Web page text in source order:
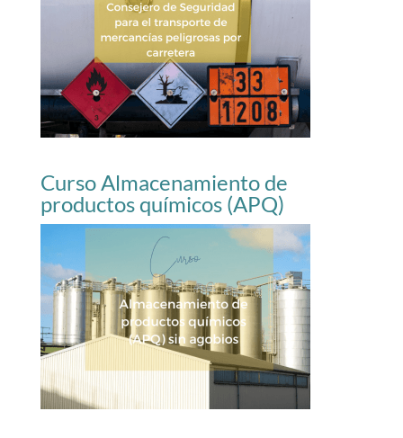
Curso Almacenamiento de
productos químicos (APQ)